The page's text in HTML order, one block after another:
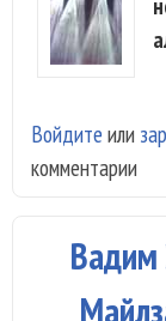
Войдите или
комментарии
Вадим